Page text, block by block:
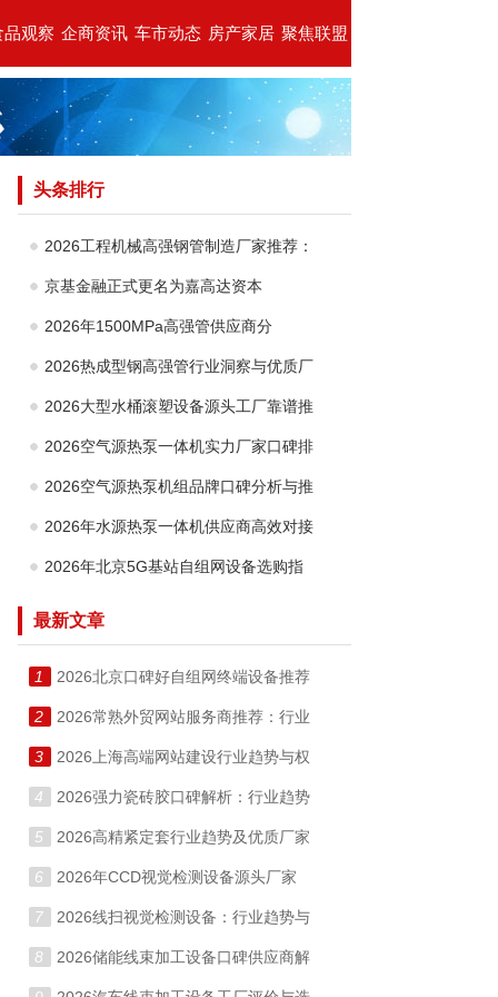
品观察 企商资讯 车市动态 房产家居 聚焦联盟
头条排行
2026工程机械高强钢管制造厂家推荐：
京基金融正式更名为嘉高达资本
2026年1500MPa高强管供应商分
2026热成型钢高强管行业洞察与优质厂
2026大型水桶滚塑设备源头工厂靠谱推
2026空气源热泵一体机实力厂家口碑排
2026空气源热泵机组品牌口碑分析与推
2026年水源热泵一体机供应商高效对接
2026年北京5G基站自组网设备选购指
最新文章
1 2026北京口碑好自组网终端设备推荐
2 2026常熟外贸网站服务商推荐：行业
3 2026上海高端网站建设行业趋势与权
4 2026强力瓷砖胶口碑解析：行业趋势
5 2026高精紧定套行业趋势及优质厂家
6 2026年CCD视觉检测设备源头厂家
7 2026线扫视觉检测设备：行业趋势与
8 2026储能线束加工设备口碑供应商解